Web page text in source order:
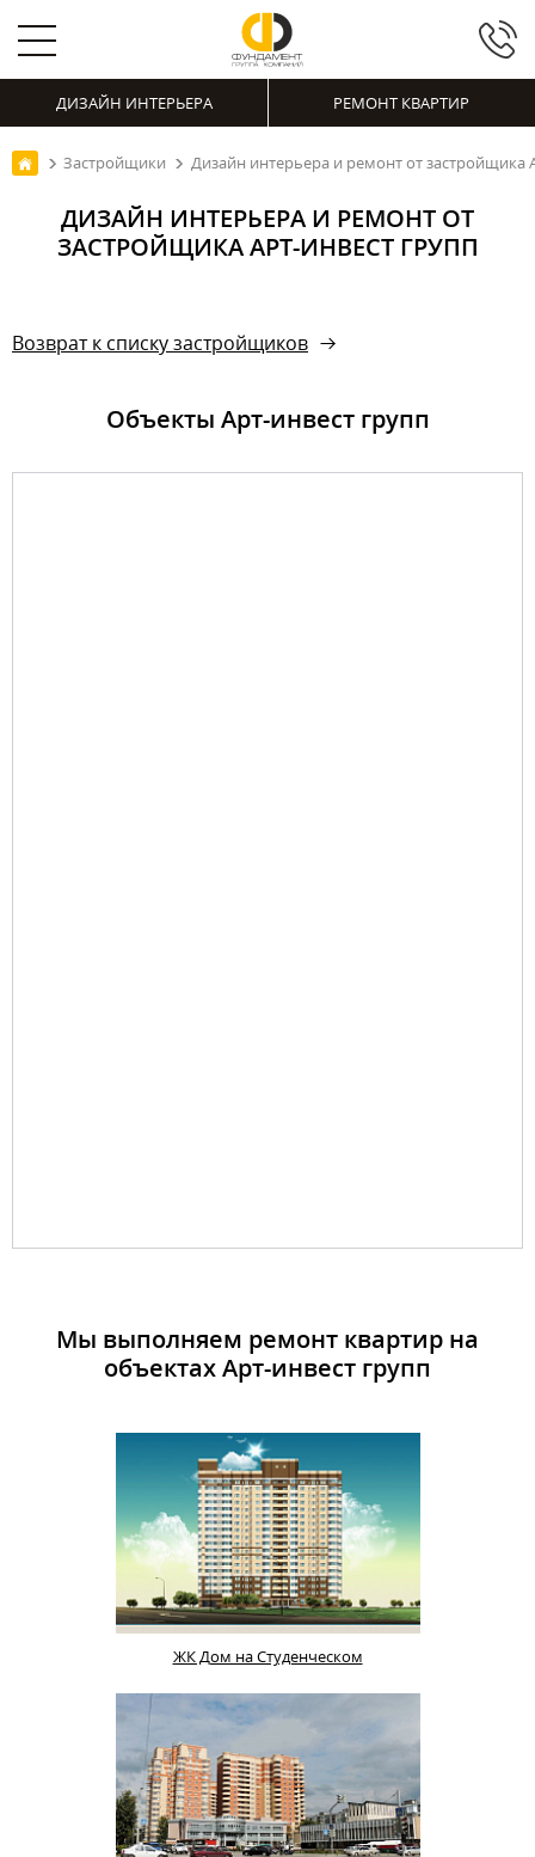
ДИЗАЙН ИНТЕРЬЕРА РЕМОНТ КВАРТИР
Застройщики Дизайн интерьера и ремонт от застройщика
ДИЗАЙН ИНТЕРЬЕРА И РЕМОНТ ОТ
ЗАСТРОЙЩИКА АРТ-ИНВЕСТ ГРУПП
Возврат к списку застройщиков
Объекты Арт-инвест групп
Мы выполняем ремонт квартир на
объектах Арт-инвест групп
ЖК Дом на Студенческом